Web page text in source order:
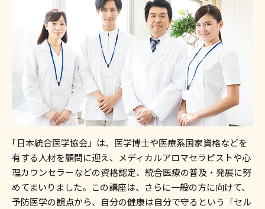
｢日本統合医学協会」は、医学博士や医療系国家資格などを
有する人材を顧問に迎え、メディカルアロマセラピストや心
理カウンセラーなどの資格認定、統合医療の普及・発展に努
めてまいりました。この講座は、さらに一般の方に向けて、
予防医学の観点から、自分の健康は自分で守るという「セル